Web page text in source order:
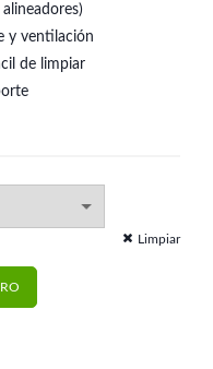
y ventilación
de limpiar
Limpiar
(1 un.) cantidad